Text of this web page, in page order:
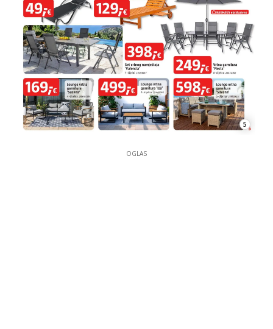
5
OGLAS